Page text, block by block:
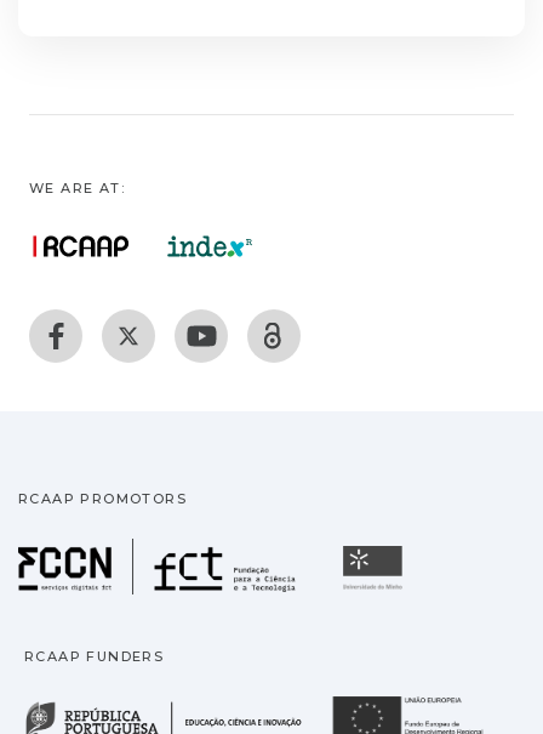
WE ARE AT:
RCAAP PROMOTORS
Fundação para a
RCAAP FUNDERS
República Portuguesa